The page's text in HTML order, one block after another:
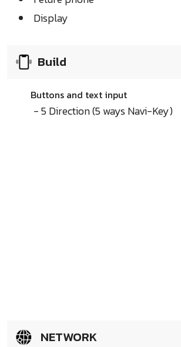
Display
Build
Buttons and text input
- 5 Direction (5 ways Navi-Key)
NETWORK